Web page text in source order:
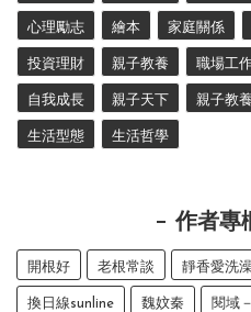
心理勵志 繪本 家庭關係
投資理財 親子教養 職場工
自我成長 親子天下 親子教養
生活型態 生活哲學
作者專
開根好 老根常談 靜香愛洗
換日線sunline 魏妏秦 閱域